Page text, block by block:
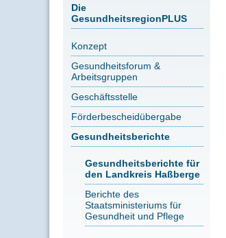
Die
GesundheitsregionPLUS
Konzept
Gesundheitsforum &
Arbeitsgruppen
Geschäftsstelle
Förderbescheidübergabe
Gesundheitsberichte
Gesundheitsberichte für
den Landkreis Haßberge
Berichte des
Staatsministeriums für
Gesundheit und Pflege